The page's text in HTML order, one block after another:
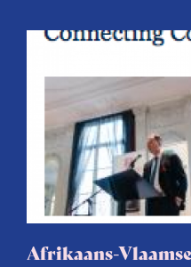
zijn meer dan
meer dan 800
politieke partijen te
bijvoorbeeld
energietransitie,
fietsinfrastructuur?
instellen dat je
uur een e-mail wil
zoekwoorden.
belangenbehartigers!
Afrikaans-